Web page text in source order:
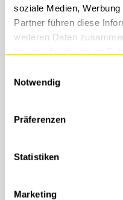
soziale Medien,
Partner führen diese
weiteren Daten
Notwendig
Präferenzen
Statistiken
Marketing
Die DTS bietet im
gute